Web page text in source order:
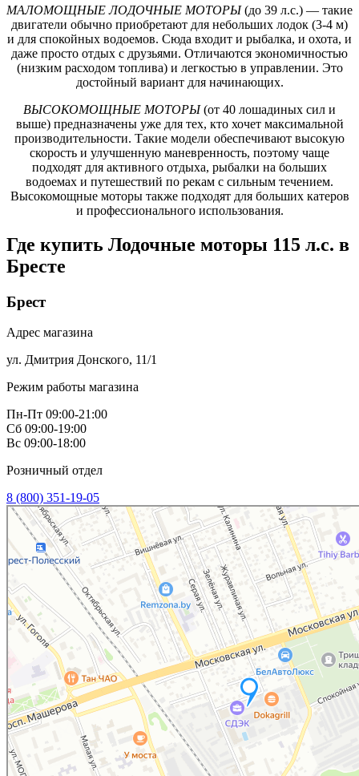
МАЛОМОЩНЫЕ ЛОДОЧНЫЕ МОТОРЫ(до 39 л.с.) — такие
двигатели обычно приобретают для небольших лодок (3-4 м)
и для спокойных водоемов. Сюда входит и рыбалка, и охота, и
даже просто отдых с друзьями. Отличаются экономичностью
(низким расходом топлива) и легкостью в управлении. Это
достойный вариант для начинающих.
ВЫСОКОМОЩНЫЕ МОТОРЫ(от 40 лошадиных сил и
выше) предназначены уже для тех, кто хочет максимальной
производительности. Такие модели обеспечивают высокую
скорость и улучшенную маневренность, поэтому чаще
подходят для активного отдыха, рыбалки на больших
водоемах и путешествий по рекам с сильным течением.
Высокомощные моторы также подходят для больших катеров
и профессионального использования.
Где купить Лодочные моторы 115 л.с. в
Бресте
Брест
Адрес магазина
ул. Дмитрия Донского, 11/1
Режим работы магазина
Пн-Пт 09:00-21:00
Сб 09:00-19:00
Вс 09:00-18:00
Розничный отдел
8 (800) 351-19-05